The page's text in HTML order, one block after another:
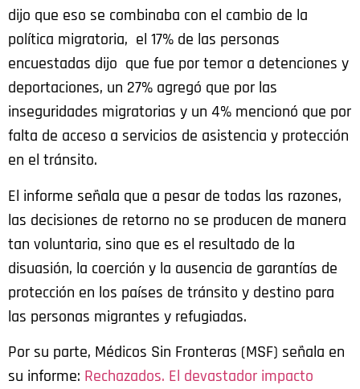
dijo que eso se combinaba con el cambio de la
política migratoria, el 17% de las personas
encuestadas dijo que fue por temor a detenciones y
deportaciones, un 27% agregó que por las
inseguridades migratorias y un 4% mencionó que por
falta de acceso a servicios de asistencia y protección
en el tránsito.
El informe señala que a pesar de todas las razones,
las decisiones de retorno no se producen de manera
tan voluntaria, sino que es el resultado de la
disuasión, la coerción y la ausencia de garantías de
protección en los países de tránsito y destino para
las personas migrantes y refugiadas.
Por su parte, Médicos Sin Fronteras (MSF) señala en
su informe: Rechazados. El devastador impacto